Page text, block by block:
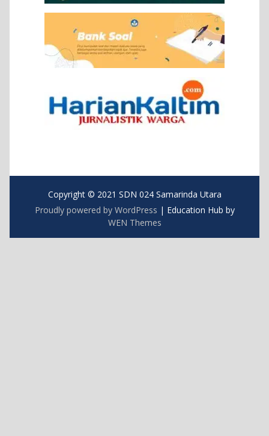
Copyright © 2021 SDN 024 Samarinda Utara
Proudly powered by WordPress | Education Hub by
WEN Themes